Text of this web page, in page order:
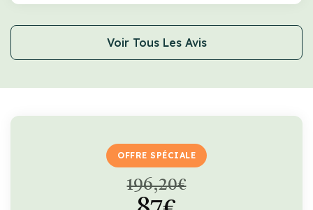
Voir Tous Les Avis
OFFRE SPÉCIALE
196,20€